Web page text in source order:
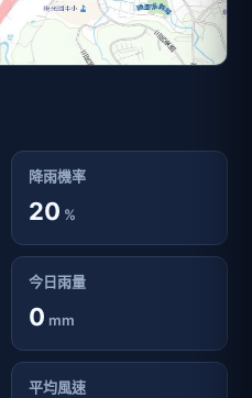
降雨機率
20 %
今日雨量
0 mm
平均風速